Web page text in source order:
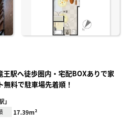
王駅へ徒歩圏内・宅配BOXありで家
料で駐車場先着順！
」
17.39m²